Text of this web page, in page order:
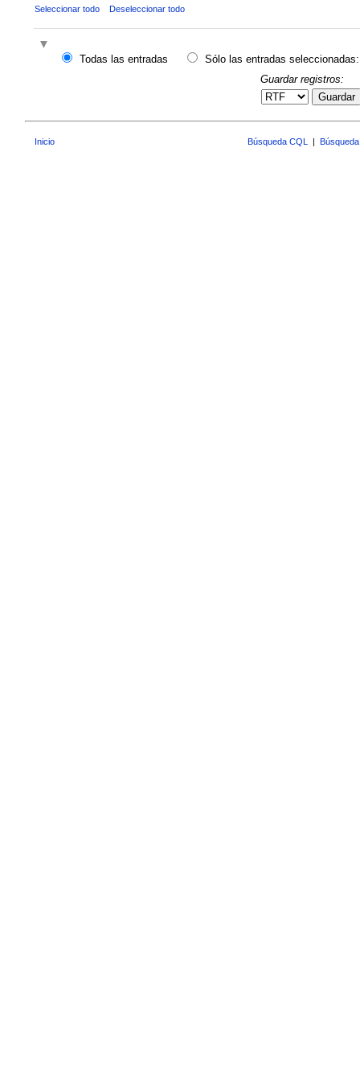
Seleccionar todo Deseleccionar todo
Todas las entradas
Sólo las entradas seleccionadas:
Guardar registros:
Guardar
Inicio Búsqueda CQL